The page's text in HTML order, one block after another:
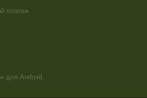
платеж
для Android